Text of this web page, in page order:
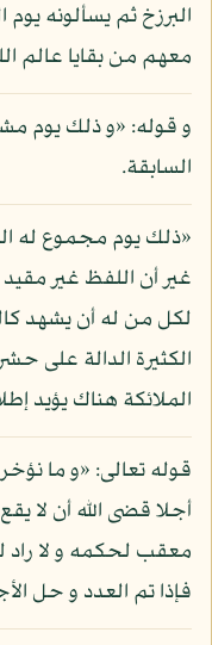
البرزخ ثم يسألونه
معهم من بقايا عالم
و قوله: «و ذلك يوم
السابقة.
«ذلك يوم مجموع له
غير أن اللفظ غير
لكل من له أن يشهد
الكثيرة الدالة على
الملائكة هناك يؤيد
قوله تعالى: «و ما
أجلا قضى الله أن لا
معقب لحكمه و لا راد
فإذا تم العدد و حل